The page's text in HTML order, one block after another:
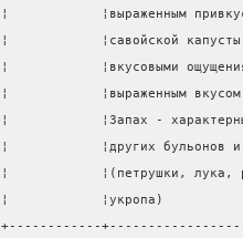
¦            ¦выраженным
¦            ¦савойской
¦            ¦вкусовыми
¦            ¦выраженным
¦            ¦Запах -
¦            ¦других бульонов и
¦            ¦(петрушки, лука,
¦            ¦укропа)
+------------